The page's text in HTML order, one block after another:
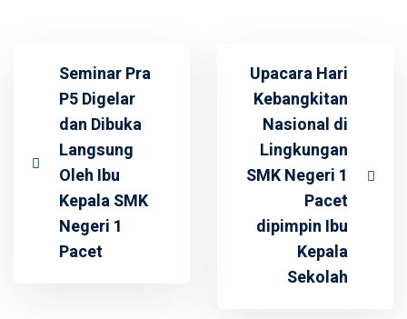
Seminar Pra
P5 Digelar
dan Dibuka
Langsung
Oleh Ibu
Kepala SMK
Negeri 1
Pacet
Upacara Hari
Kebangkitan
Nasional di
Lingkungan
SMK Negeri 1
Pacet
dipimpin Ibu
Kepala
Sekolah